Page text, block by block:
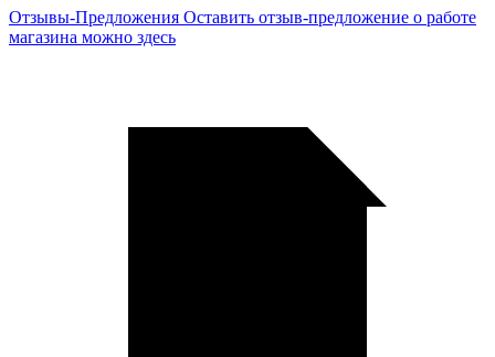
Отзывы-Предложения Оставить отзыв-предложение о работе
магазина можно здесь